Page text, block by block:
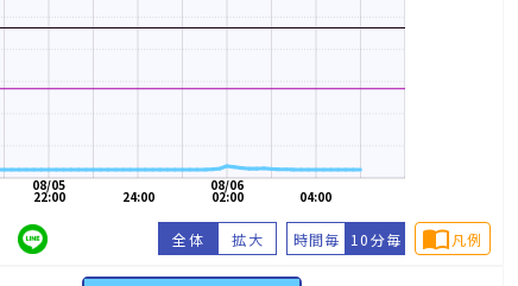
04:00
08/06
02:00
24:00
08/05
22:00
全体 拡大 時間毎 10分毎 import_contacts凡例